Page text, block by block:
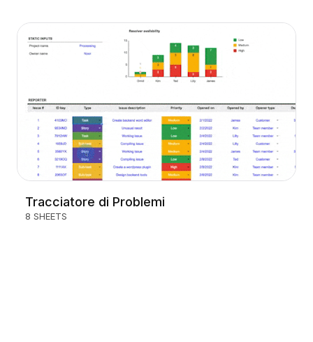
Tracciatore di Problemi
8 SHEETS